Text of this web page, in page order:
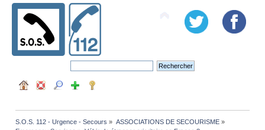
S.O.S. 112 - Urgence - Secours » ASSOCIATIONS DE SECOURISME»